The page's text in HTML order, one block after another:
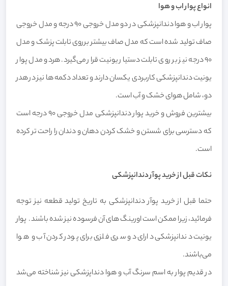
انواع پوار اب و هوا
پوار اب و هوا دندانپزشکی در دو مدل خروجی 90 درجه و مدل خروجی
صاف تولید شده است که مدل صاف بیشتر برروی تابلت پزشک و مدل
90 درجه نیز بر روی تابلت دستیار یونیت قرار می‌گیرد. هردو مدل پوار
یونیت دندانپزشکی کاربردی یکسان دارند و تعداد دکمه ها نیز در هدر
دو، شامل هوای خشک و آب است.
بیشترین فروش و خرید پوار دندانپزشکی مدل خروجی 90 درجه است
که دسترسی برای شستن و خشک کردن دهان و دندان را راحت تر کرده
است.
نکات قبل از خرید پوآر دندانپزشکی
حتما قبل از خرید پوآر دندانپزشکی به تاریخ تولید قطعه نیز توجه
فرمائید، زیرا ممکن است اورینگ های آن فرسوده نیز شده باشند. پوار
یونیت دندانپزشکی دارای دو سری فلزی برای پودر کردن آب و هوا
می‌باشند.
در قدیم پوار به اسم سرنگ آب و هوا دنداپزشکی نیز شناخته می‌شد